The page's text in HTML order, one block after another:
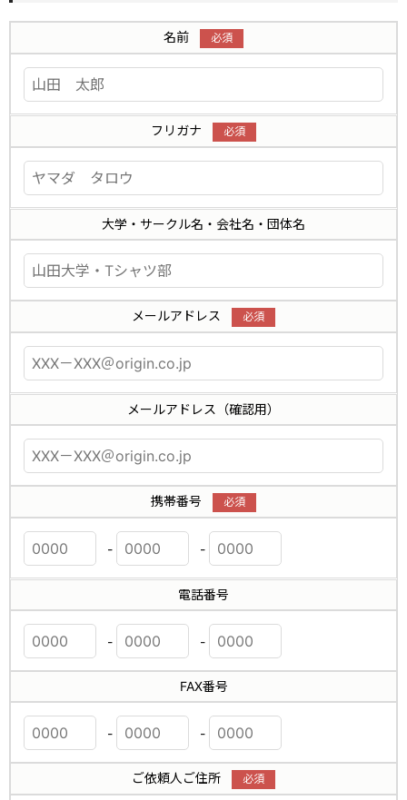
名前
フリガナ
大学・サークル名・会社名・団体名
メールアドレス
メールアドレス（確認用）
携帯番号
- -
電話番号
- -
FAX番号
- -
ご依頼人ご住所